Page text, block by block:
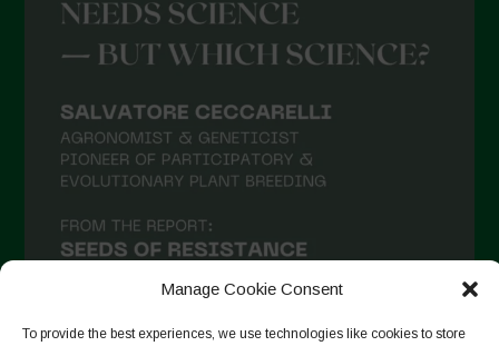
Manage Cookie Consent
To provide the best experiences, we use technologies like cookies to store
Agosto 2021
Luglio 2021
Aprile 2021
Febbraio 2021